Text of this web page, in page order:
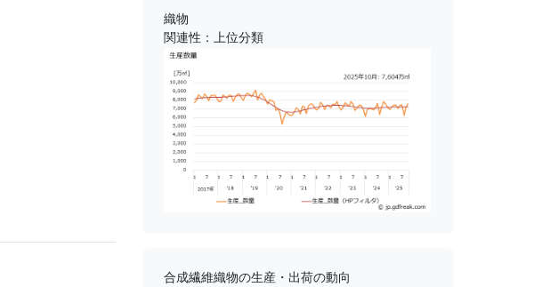
織物
関連性：上位分類
合成繊維織物の生産・出荷の動向